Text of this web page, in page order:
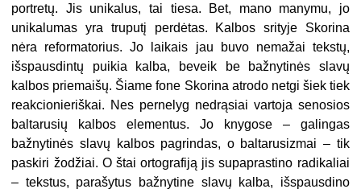
portretų. Jis unikalus, tai tiesa. Bet, mano manymu, jo
unikalumas yra truputį perdėtas. Kalbos srityje Skorina
nėra reformatorius. Jo laikais jau buvo nemažai tekstų,
išspausdintų puikia kalba, beveik be bažnytinės slavų
kalbos priemaišų. Šiame fone Skorina atrodo netgi šiek tiek
reakcionieriškai. Nes pernelyg nedrąsiai vartoja senosios
baltarusių kalbos elementus. Jo knygose – galingas
bažnytinės slavų kalbos pagrindas, o baltarusizmai – tik
paskiri žodžiai. O štai ortografiją jis supaprastino radikaliai
– tekstus, parašytus bažnytine slavų kalba, išspausdino